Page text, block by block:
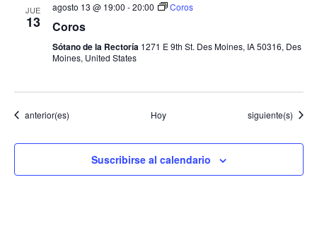
JUE
13
agosto 13 @ 19:00 -20:00 Coros
Coros
Sótano de la Rectoría 1271 E 9th St. Des Moines, IA 50316, Des
Moines, United States
Eventos
anterior(es) Hoy Eventos
siguiente(s)
Suscribirse al calendario